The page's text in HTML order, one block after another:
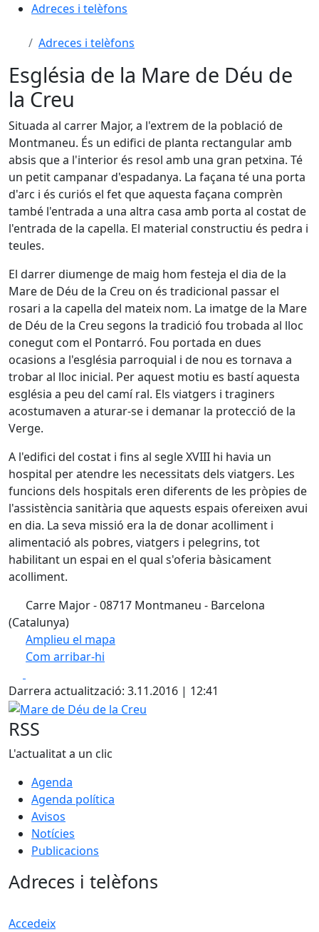
Adreces i telèfons
Adreces i telèfons
Església de la Mare de Déu de
la Creu
Situada al carrer Major, a l'extrem de la població de
Montmaneu. És un edifici de planta rectangular amb
absis que a l'interior és resol amb una gran petxina. Té
un petit campanar d'espadanya. La façana té una porta
d'arc i és curiós el fet que aquesta façana comprèn
també l'entrada a una altra casa amb porta al costat de
l'entrada de la capella. El material constructiu és pedra i
teules.
El darrer diumenge de maig hom festeja el dia de la
Mare de Déu de la Creu on és tradicional passar el
rosari a la capella del mateix nom. La imatge de la Mare
de Déu de la Creu segons la tradició fou trobada al lloc
conegut com el Pontarró. Fou portada en dues
ocasions a l'església parroquial i de nou es tornava a
trobar al lloc inicial. Per aquest motiu es bastí aquesta
església a peu del camí ral. Els viatgers i traginers
acostumaven a aturar-se i demanar la protecció de la
Verge.
A l'edifici del costat i fins al segle XVIII hi havia un
hospital per atendre les necessitats dels viatgers. Les
funcions dels hospitals eren diferents de les pròpies de
l'assistència sanitària que aquests espais ofereixen avui
en dia. La seva missió era la de donar acolliment i
alimentació als pobres, viatgers i pelegrins, tot
habilitant un espai en el qual s'oferia bàsicament
acolliment.
Carre Major - 08717 Montmaneu - Barcelona
(Catalunya)
Amplieu el mapa
Com arribar-hi
+
−
Darrera actualització: 3.11.2016 | 12:41
Mare de Déu de la Creu
RSS
L'actualitat a un clic
Agenda
Agenda política
Avisos
Notícies
Publicacions
Adreces i telèfons
Accedeix